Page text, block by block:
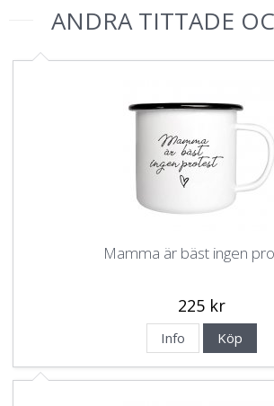
ANDRA TITTADE
Mamma är bäst ingen
225 kr
Info Köp